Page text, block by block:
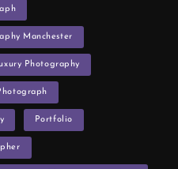
Manchester
Photography
Portfolio